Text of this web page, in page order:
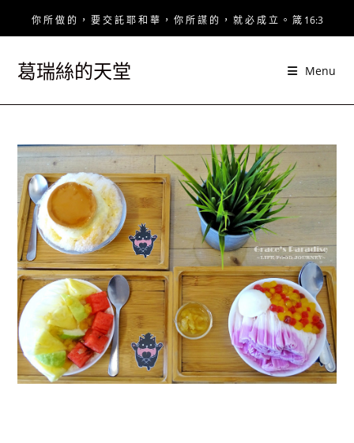
你 所 做 的 ， 要 交 託 耶 和 華 ， 你 所 謀 的 ， 就 必 成 立 。 箴 16:3
葛瑞絲的天堂 Menu